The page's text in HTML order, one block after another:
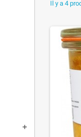

Il y a 4